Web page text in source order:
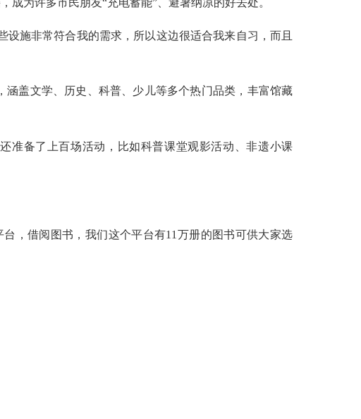
为许多市民朋友“充电蓄能”、避暑纳凉的好去处。
施非常符合我的需求，所以这边很适合我来自习，而且
盖文学、历史、科普、少儿等多个热门品类，丰富馆藏
备了上百场活动，比如科普课堂观影活动、非遗小课
，借阅图书，我们这个平台有11万册的图书可供大家选